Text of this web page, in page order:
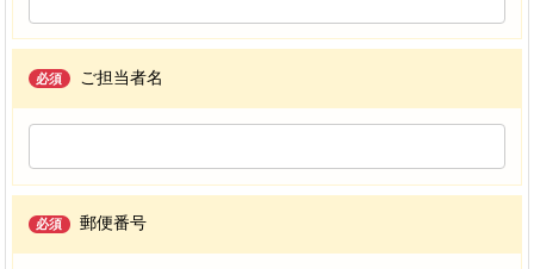
必須 ご担当者名
必須 郵便番号